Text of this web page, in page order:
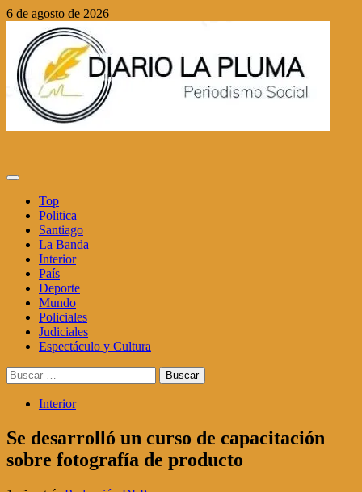
Saltar
contenido
6 de agosto de 2026
Menú
principalTop
Politica
Santiago
La Banda
Interior
País
Deporte
Mundo
Policiales
Judiciales
Espectáculo y Cultura
Buscar:
Interior
Se desarrolló un curso de capacitación
sobre fotografía de producto